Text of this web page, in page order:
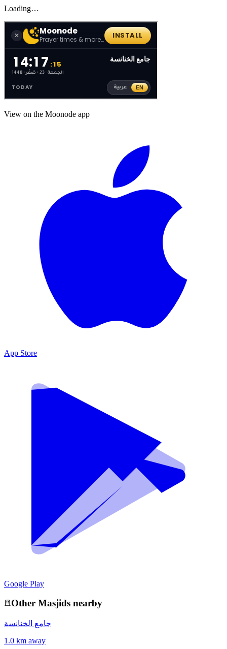
Loading…
View on the Moonode app
App Store
Google Play
Other Masjids nearby
جامع الخنانسة
1.0 km away